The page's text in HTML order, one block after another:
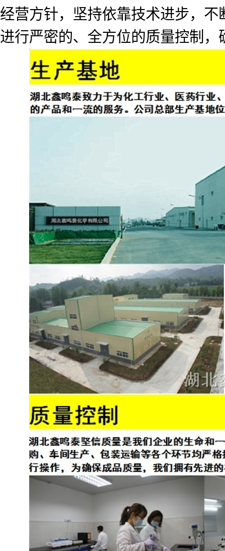
经营方针，坚持依靠技术进步，
进行严密的、全方位的质量控制